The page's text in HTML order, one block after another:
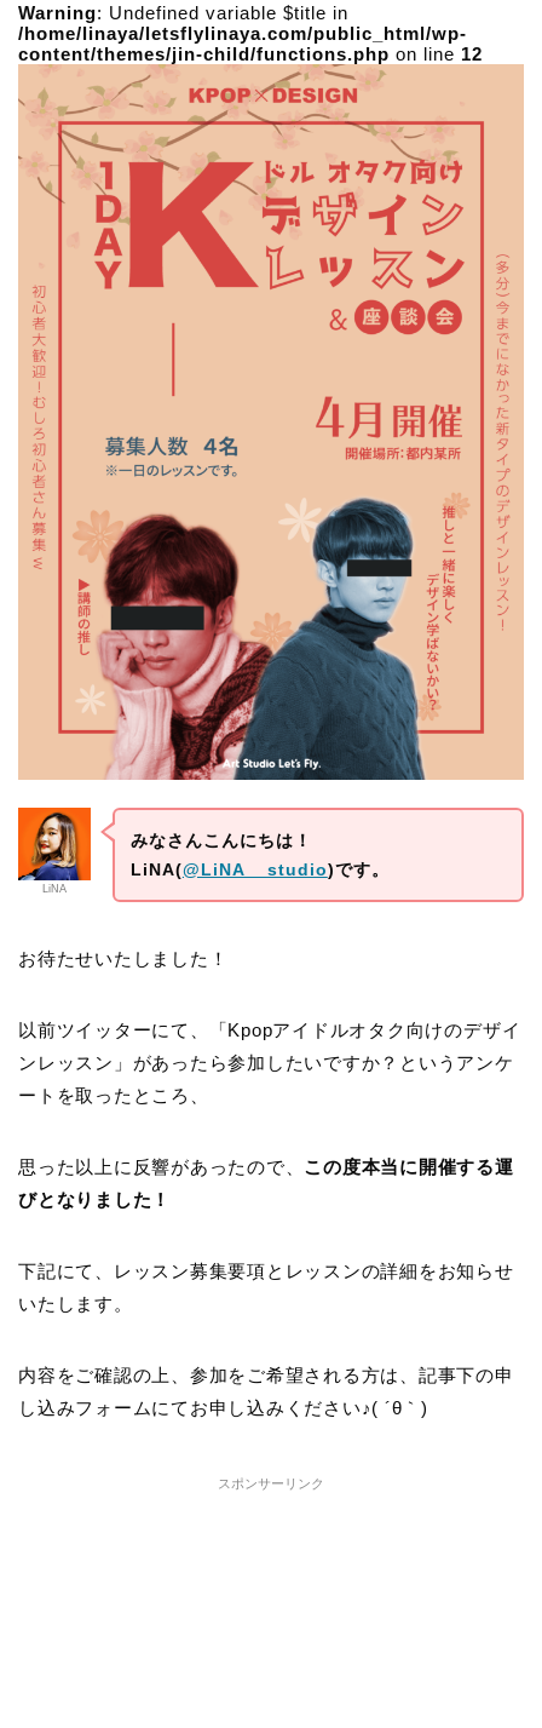
Warning: Undefined variable $title in
/home/linaya/letsflylinaya.com/public_html/wp-
content/themes/jin-child/functions.php on line 12
LiNA
みなさんこんにちは！
LiNA(@LiNA__studio)です。
お待たせいたしました！
以前ツイッターにて、「Kpopアイドルオタク向けのデザイ
ンレッスン」があったら参加したいですか？というアンケ
ートを取ったところ、
思った以上に反響があったので、 この度本当に開催する運
びとなりました！
下記にて、レッスン募集要項とレッスンの詳細をお知らせ
いたします。
内容をご確認の上、参加をご希望される方は、記事下の申
し込みフォームにてお申し込みください♪( ´θ｀)
スポンサーリンク